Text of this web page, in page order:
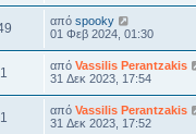
από spooky
01 Φεβ 2024, 01:30
από Vassilis Perantzakis
31 Δεκ 2023, 17:54
από Vassilis Perantzakis
31 Δεκ 2023, 17:52